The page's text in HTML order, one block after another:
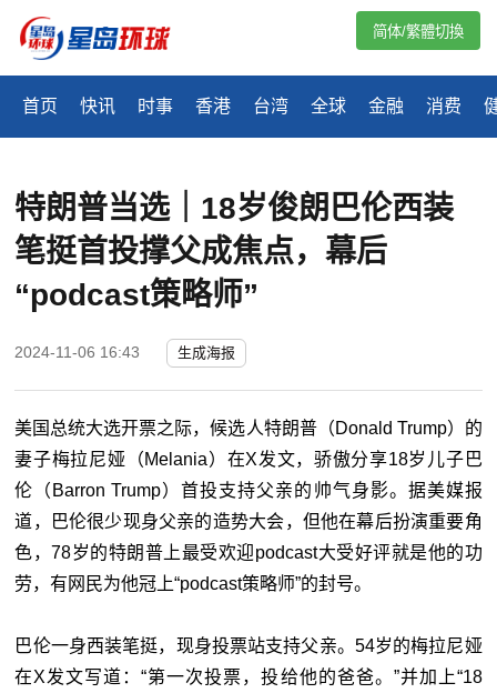
首页 快讯 时事 香港 台湾 全球 金融 消费
简体/繁體切換
特朗普当选｜18岁俊朗巴伦西装
笔挺首投撑父成焦点，幕后
“podcast策略师”
2024-11-06 16:43 生成海报
美国总统大选开票之际，候选人特朗普（Donald Trump）的
妻子梅拉尼娅（Melania）在X发文，骄傲分享18岁儿子巴
伦（Barron Trump）首投支持父亲的帅气身影。据美媒报
道，巴伦很少现身父亲的造势大会，但他在幕后扮演重要角
色，78岁的特朗普上最受欢迎podcast大受好评就是他的功
劳，有网民为他冠上“podcast策略师”的封号。
巴伦一身西装笔挺，现身投票站支持父亲。54岁的梅拉尼娅
在X发文写道：“第一次投票，投给他的爸爸。”并加上“18